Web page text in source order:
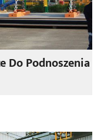
Do Podnoszenia